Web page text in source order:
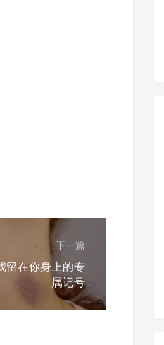
下一篇
留在你身上的专
属记号